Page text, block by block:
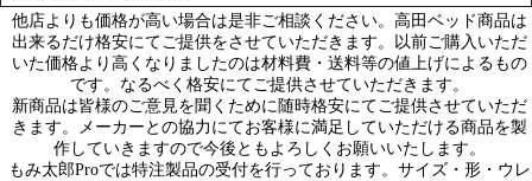
他店よりも価格が高い場合は是非ご相談ください。高田ベッド商品は
出来るだけ格安にてご提供をさせていただきます。以前ご購入いただ
いた価格より高くなりましたのは材料費・送料等の値上げによるもの
です。なるべく格安にてご提供させていただきます。
新商品は皆様のご意見を聞くために随時格安にてご提供させていただ
きます。メーカーとの協力にてお客様に満足していただける商品を製
作していきますので今後ともよろしくお願いいたします。
もみ太郎Proでは特注製品の受付を行っております。サイズ・形・ウレ